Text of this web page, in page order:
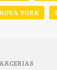
YORK